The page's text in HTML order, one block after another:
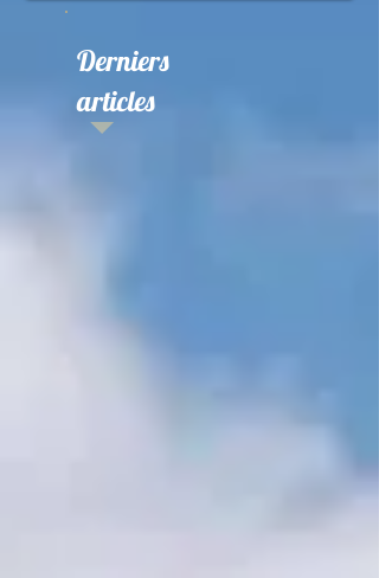
Derniers
articles